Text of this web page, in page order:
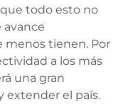
todo esto no
avance
menos tienen. Por
a los más
una gran
extender el país.